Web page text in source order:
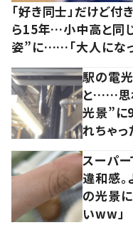
「好き同士」だけど付
ら15年…小中高と同
姿”に……「大人にな
駅の電
と……思
光景”に
れちゃっ
スーパー
違和感。
の光景に
いww」